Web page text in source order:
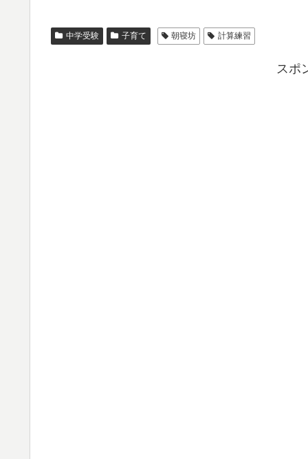
中学受験 子育て 朝寝坊 計算練習
スポ